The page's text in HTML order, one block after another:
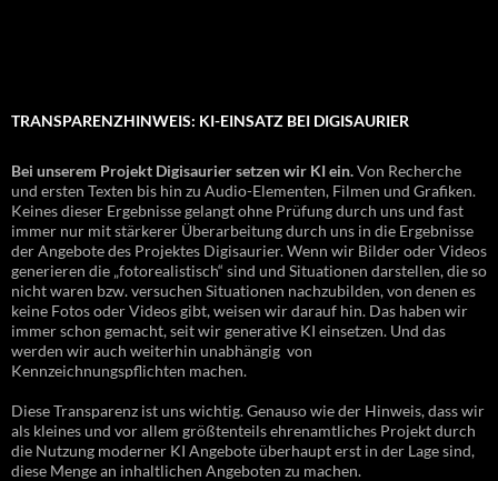
TRANSPARENZHINWEIS: KI-EINSATZ BEI DIGISAURIER
Bei unserem Projekt Digisaurier setzen wir KI ein.Von Recherche
und ersten Texten bis hin zu Audio-Elementen, Filmen und Grafiken.
Keines dieser Ergebnisse gelangt ohne Prüfung durch uns und fast
immer nur mit stärkerer Überarbeitung durch uns in die Ergebnisse
der Angebote des Projektes Digisaurier. Wenn wir Bilder oder Videos
generieren die „fotorealistisch“ sind und Situationen darstellen, die so
nicht waren bzw. versuchen Situationen nachzubilden, von denen es
keine Fotos oder Videos gibt, weisen wir darauf hin. Das haben wir
immer schon gemacht, seit wir generative KI einsetzen. Und das
werden wir auch weiterhin unabhängig von
Kennzeichnungspflichten machen.
Diese Transparenz ist uns wichtig. Genauso wie der Hinweis, dass wir
als kleines und vor allem größtenteils ehrenamtliches Projekt durch
die Nutzung moderner KI Angebote überhaupt erst in der Lage sind,
diese Menge an inhaltlichen Angeboten zu machen.